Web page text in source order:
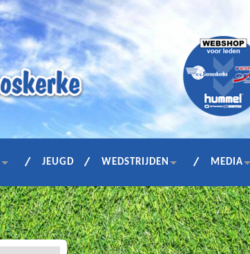
JEUGD WEDSTRIJDEN MEDIA